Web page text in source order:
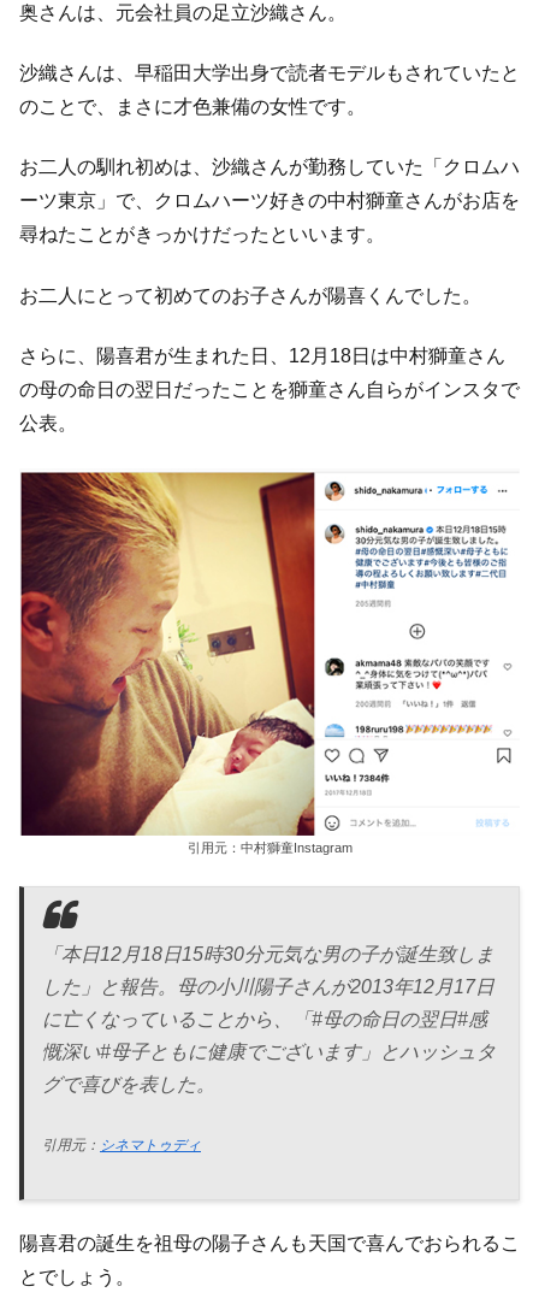
奥さんは、元会社員の足立沙織さん。
沙織さんは、早稲田大学出身で読者モデルもされていたと
のことで、まさに才色兼備の女性です。
お二人の馴れ初めは、沙織さんが勤務していた「クロムハ
ーツ東京」で、クロムハーツ好きの中村獅童さんがお店を
尋ねたことがきっかけだったといいます。
お二人にとって初めてのお子さんが陽喜くんでした。
さらに、陽喜君が生まれた日、12月18日は中村獅童さん
の母の命日の翌日だったことを獅童さん自らがインスタで
公表。
引用元：中村獅童Instagram
「本日12月18日15時30分元気な男の子が誕生致しま
した」と報告。母の小川陽子さんが2013年12月17日
に亡くなっていることから、「#母の命日の翌日#感
慨深い#母子ともに健康でございます」とハッシュタ
グで喜びを表した。
引用元： シネマトゥディ
陽喜君の誕生を祖母の陽子さんも天国で喜んでおられるこ
とでしょう。